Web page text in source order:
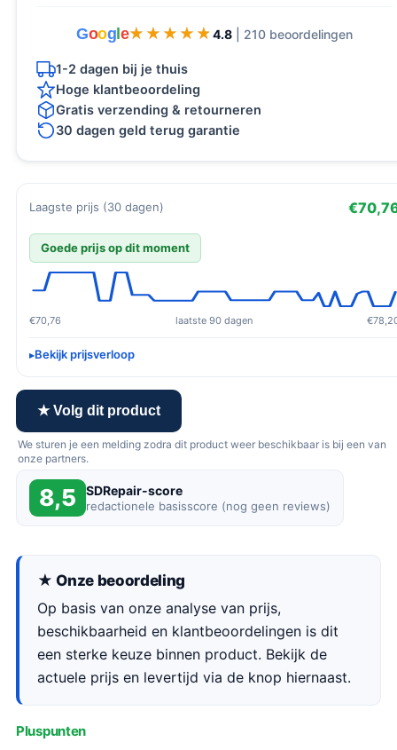
Google★★★★★
★★★★★ 4.8 | 210 beoordelingen
1-2 dagen bij je thuis
Hoge klantbeoordeling
Gratis verzending & retourneren
30 dagen geld terug garantie
Laagste prijs (30 dagen)
Goede prijs op dit moment
€70,76 laatste 90 dagen
Bekijk prijsverloop
★ Volg dit product
We sturen je een melding zodra dit product weer beschikbaar is bij een van
onze partners.
8,5 SDRepair-score
redactionele basisscore (nog geen reviews)
★ Onze beoordeling
Op basis van onze analyse van prijs,
beschikbaarheid en klantbeoordelingen is dit
een sterke keuze binnen product. Bekijk de
actuele prijs en levertijd via de knop hiernaast.
Pluspunten